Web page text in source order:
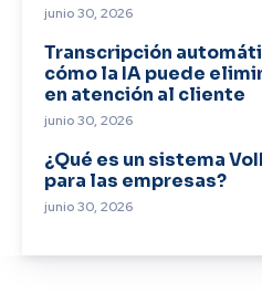
junio 30, 2026
Transcripción
cómo la IA puede
en atención al cliente
junio 30, 2026
¿Qué es un sistema
para las empresas?
junio 30, 2026